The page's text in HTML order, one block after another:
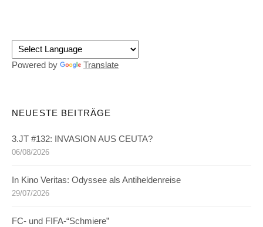
Powered by Translate
NEUESTE BEITRÄGE
3.JT #132: INVASION AUS CEUTA?
06/08/2026
In Kino Veritas: Odyssee als Antiheldenreise
29/07/2026
FC- und FIFA-“Schmiere”